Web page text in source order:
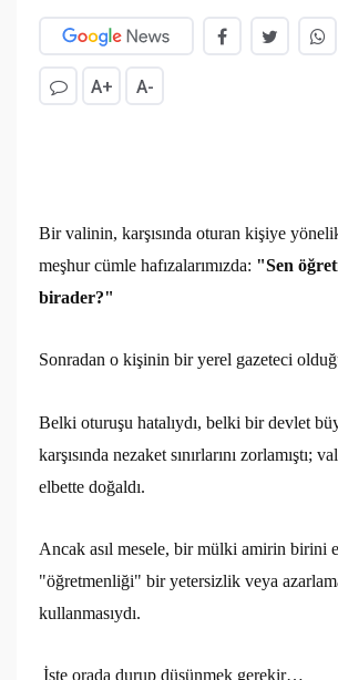
A+ A-
Bir valinin, karşısında oturan kişiye
meşhur cümle hafızalarımızda: "Sen
birader?"
Sonradan o kişinin bir yerel gazeteci
Belki oturuşu hatalıydı, belki bir devlet
karşısında nezaket sınırlarını zorlamıştı;
elbette doğaldı.
Ancak asıl mesele, bir mülki amirin birini
"öğretmenliği" bir yetersizlik veya
kullanmasıydı.
İşte orada durup düşünmek gerekir…